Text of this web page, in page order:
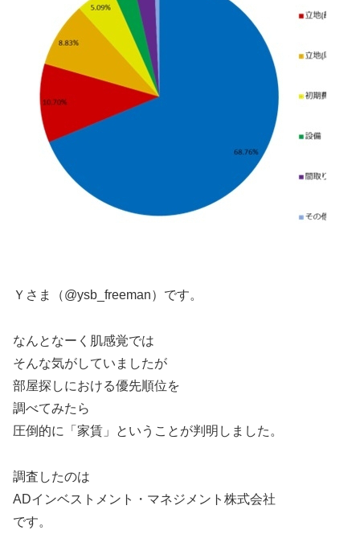
Ｙさま（@ysb_freeman）です。
なんとなーく肌感覚では
そんな気がしていましたが
部屋探しにおける優先順位を
調べてみたら
圧倒的に「家賃」ということが判明しました。
調査したのは
ADインベストメント・マネジメント株式会社
です。